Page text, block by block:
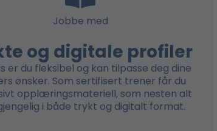
Jobbe med
og digitale profiler
er du fleksibel og kan tilpasse deg dine
ønsker. Som sertifisert trener får du
opplæringsmateriell, som nesten alt
i både trykt og digitalt format.